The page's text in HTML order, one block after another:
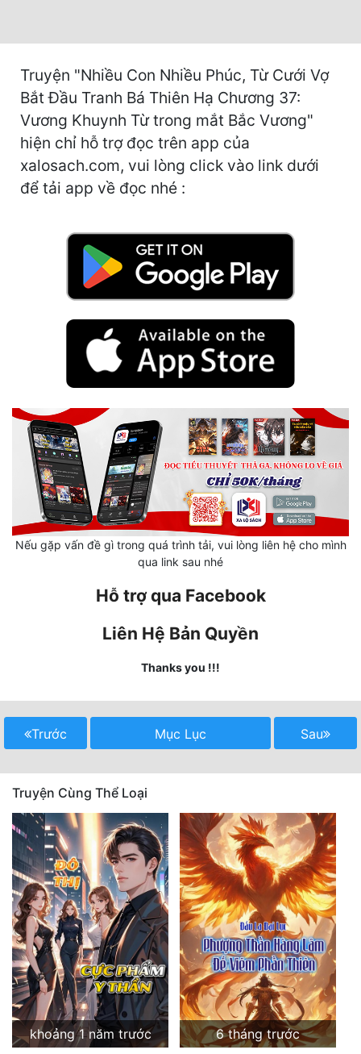
Dã Sử
Dị Giới
Gia Đấu
Góc Nhìn Nam
Huyền Huyễn
Khoa Huyễn
Khoa Huyễn Không Gian
Kiếm Hiệp
Mỹ Thực
Ngôn Tình
Ngược
Nữ Cường
Nữ Phụ
Phong Thủy - Tâm Linh
Phương Tây
Phản Phái
Quan Trường
Truyện "Nhiều Con Nhiều Phúc, Từ Cưới Vợ
Bắt Đầu Tranh Bá Thiên Hạ Chương 37:
Vương Khuynh Từ trong mắt Bắc Vương"
hiện chỉ hỗ trợ đọc trên app của
xalosach.com, vui lòng click vào link dưới
để tải app về đọc nhé :
Nếu gặp vấn đề gì trong quá trình tải, vui lòng liên hệ cho mình
qua link sau nhé
Hỗ trợ qua Facebook
Liên Hệ Bản Quyền
Thanks you !!!
Trước Mục Lục Sau
Truyện Cùng Thể Loại
khoảng 1 năm trước
6 tháng trước